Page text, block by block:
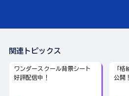
関連トピックス
ワンダースクール背景シート
好評配信中！
「格
公開！